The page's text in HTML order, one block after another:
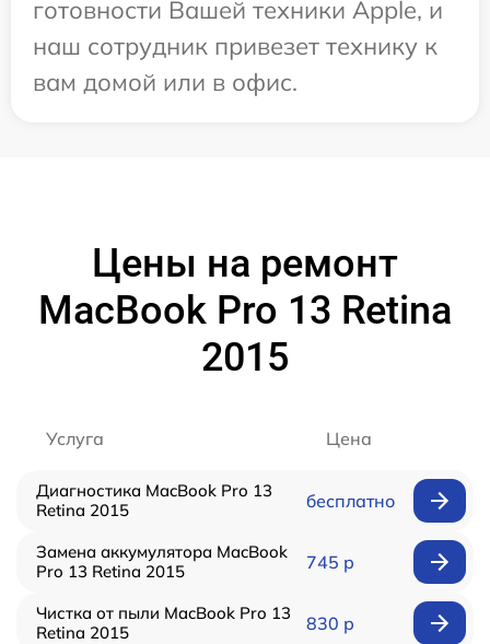
готовности Вашей техники Apple, и
наш сотрудник привезет технику к
вам домой или в офис.
Цены на ремонт
MacBook Pro 13 Retina
2015
Услуга Цена
Диагностика MacBook Pro 13
Retina 2015
бесплатно
Замена аккумулятора MacBook
Pro 13 Retina 2015
745 р
Чистка от пыли MacBook Pro 13
Retina 2015
830 р